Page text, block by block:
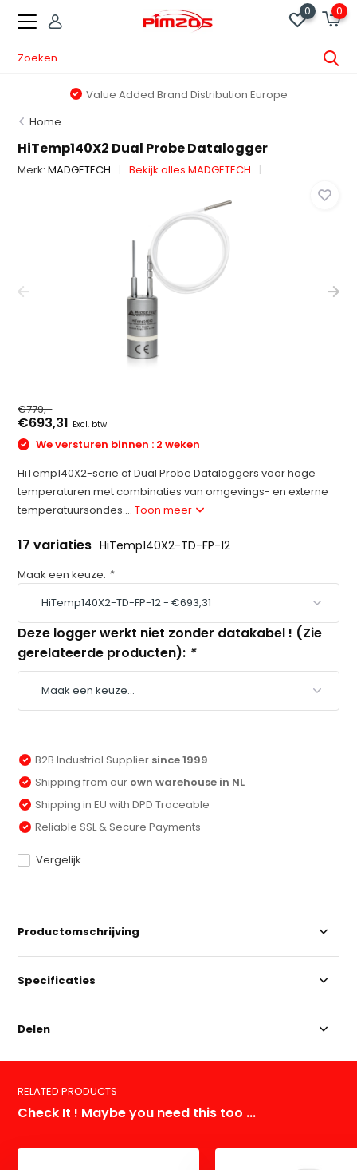
0 0
Value Added Brand Distribution Europe
Home
HiTemp140X2 Dual Probe Datalogger
Merk:MADGETECH Bekijk alles MADGETECH
€779,-
€693,31 Excl. btw
We versturen binnen : 2 weken
HiTemp140X2-serie of Dual Probe Dataloggers voor hoge
temperaturen met combinaties van omgevings- en externe
temperatuursondes....Toon meer
17 variaties HiTemp140X2-TD-FP-12
Maak een keuze: *
Deze logger werkt niet zonder datakabel ! (Zie
gerelateerde producten): *
B2B Industrial Supplier since 1999
Shipping from our own warehouse in NL
Shipping in EU with DPD Traceable
Reliable SSL & Secure Payments
Vergelijk
Productomschrijving
Specificaties
Delen
RELATED PRODUCTS
Check It ! Maybe you need this too ...